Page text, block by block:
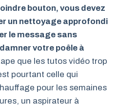
bouton, vous devez
un nettoyage approfondi
le message sans
votre poêle à
que les tutos vidéo trop
pourtant celle qui
pour les semaines
un aspirateur à